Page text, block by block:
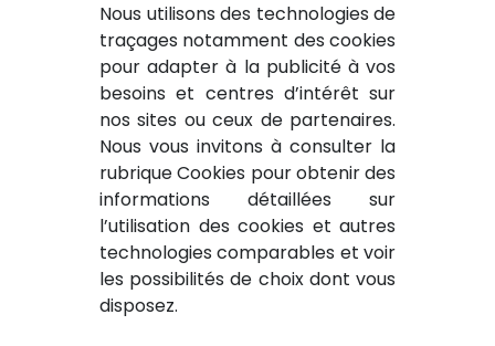
Nous utilisons des technologies de
traçages notamment des cookies
pour adapter à la publicité à vos
besoins et centres d’intérêt sur
nos sites ou ceux de partenaires.
Nous vous invitons à consulter la
rubrique Cookies pour obtenir des
informations détaillées sur
l’utilisation des cookies et autres
technologies comparables et voir
les possibilités de choix dont vous
disposez.